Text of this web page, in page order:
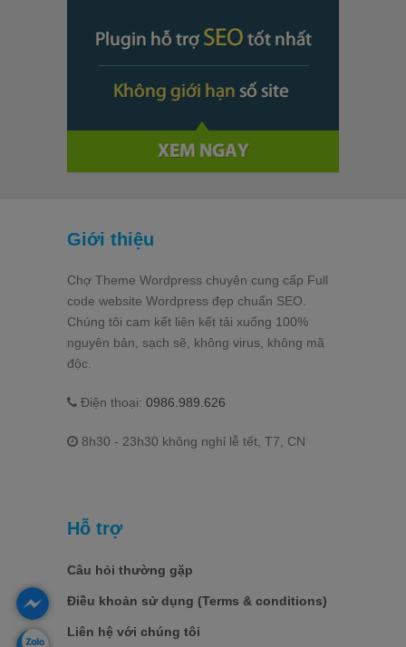
Giới thiệu
Chợ Theme Wordpress chuyên cung cấp Full
code website Wordpress đẹp chuẩn SEO.
Chúng tôi cam kết liên kết tải xuống 100%
nguyên bản, sạch sẽ, không virus, không mã
độc.
Điện thoại: 0986.989.626
8h30 - 23h30 không nghỉ lễ tết, T7, CN
Hỗ trợ
Câu hỏi thường gặp
Điều khoản sử dụng (Terms & conditions)
Liên hệ với chúng tôi